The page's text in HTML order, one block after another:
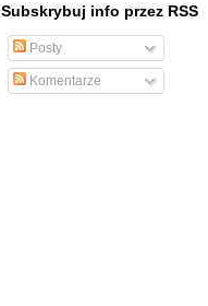
Subskrybuj info przez RSS
Posty
Komentarze